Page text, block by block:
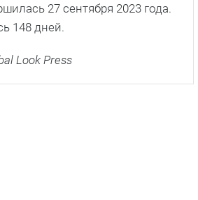
27 сентября 2023 года.
148 дней.
Look Press